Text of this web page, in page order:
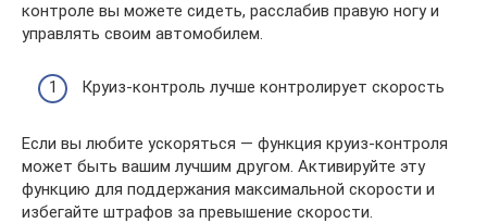
контроле вы можете сидеть, расслабив правую ногу и
управлять своим автомобилем.
Круиз-контроль лучше контролирует скорость
Если вы любите ускоряться — функция круиз-контроля
может быть вашим лучшим другом. Активируйте эту
функцию для поддержания максимальной скорости и
избегайте штрафов за превышение скорости.